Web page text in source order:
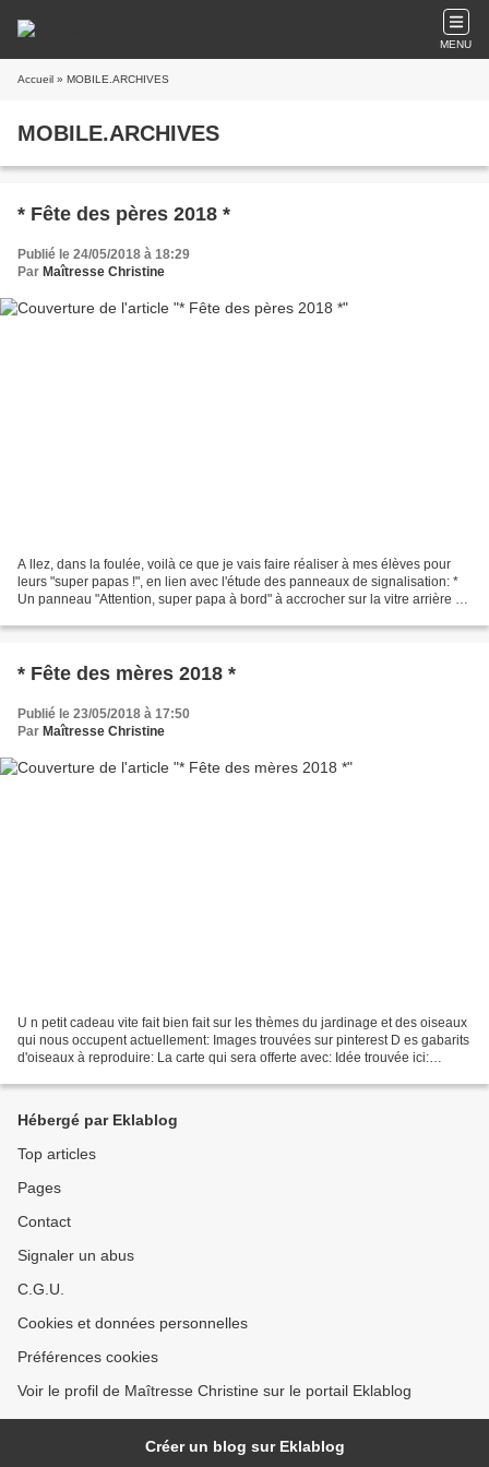
MENU
Accueil » MOBILE.ARCHIVES
MOBILE.ARCHIVES
* Fête des pères 2018 *
Publié le 24/05/2018 à 18:29
Par Maîtresse Christine
A llez, dans la foulée, voilà ce que je vais faire réaliser à mes élèves pour
leurs "super papas !", en lien avec l'étude des panneaux de signalisation: *
Un panneau "Attention, super papa à bord" à accrocher sur la vitre arrière de
* Fête des mères 2018 *
Publié le 23/05/2018 à 17:50
Par Maîtresse Christine
U n petit cadeau vite fait bien fait sur les thèmes du jardinage et des oiseaux
qui nous occupent actuellement: Images trouvées sur pinterest D es gabarits
d'oiseaux à reproduire: La carte qui sera offerte avec: Idée trouvée ici:
Hébergé par Eklablog
Top articles
Pages
Contact
Signaler un abus
C.G.U.
Cookies et données personnelles
Préférences cookies
Voir le profil de Maîtresse Christine sur le portail Eklablog
Créer un blog sur Eklablog